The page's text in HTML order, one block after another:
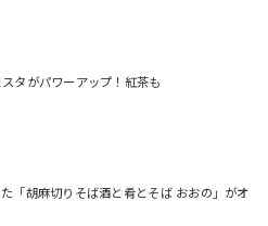
タがパワーアップ！紅茶も
「胡麻切りそば酒と肴とそば おおの」がオ